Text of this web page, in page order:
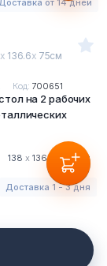
Доставка от 14 дней
х 136.6х 75см
Код: 700651
на 2 рабочих
138 х 136.6 х75 см
Доставка 1 - 3 дня